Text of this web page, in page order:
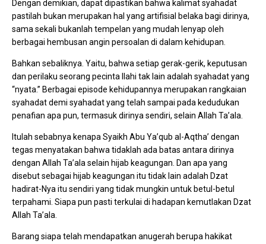
Dengan demikian, dapat dipastikan bahwa kalimat syahadat
pastilah bukan merupakan hal yang artifisial belaka bagi dirinya,
sama sekali bukanlah tempelan yang mudah lenyap oleh
berbagai hembusan angin persoalan di dalam kehidupan.
Bahkan sebaliknya. Yaitu, bahwa setiap gerak-gerik, keputusan
dan perilaku seorang pecinta Ilahi tak lain adalah syahadat yang
“nyata.” Berbagai episode kehidupannya merupakan rangkaian
syahadat demi syahadat yang telah sampai pada kedudukan
penafian apa pun, termasuk dirinya sendiri, selain Allah Ta’ala.
Itulah sebabnya kenapa Syaikh Abu Ya’qub al-Aqtha’ dengan
tegas menyatakan bahwa tidaklah ada batas antara dirinya
dengan Allah Ta’ala selain hijab keagungan. Dan apa yang
disebut sebagai hijab keagungan itu tidak lain adalah Dzat
hadirat-Nya itu sendiri yang tidak mungkin untuk betul-betul
terpahami. Siapa pun pasti terkulai di hadapan kemutlakan Dzat
Allah Ta’ala.
Barang siapa telah mendapatkan anugerah berupa hakikat